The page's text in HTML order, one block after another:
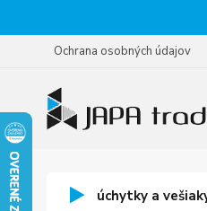
Ochrana osobných údajov
úchytky a